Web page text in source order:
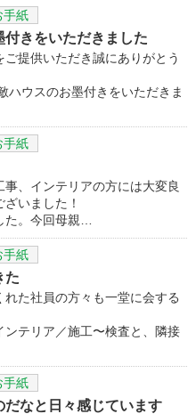
手紙
きをいただきました
提供いただき誠にありがとう
ハウスのお墨付きをいただきま
手紙
、インテリアの方には大変良
いました！
た。今回母親…
手紙
た
た社員の方々も一堂に会する
ンテリア／施工〜検査と、隣接
手紙
なと日々感じています